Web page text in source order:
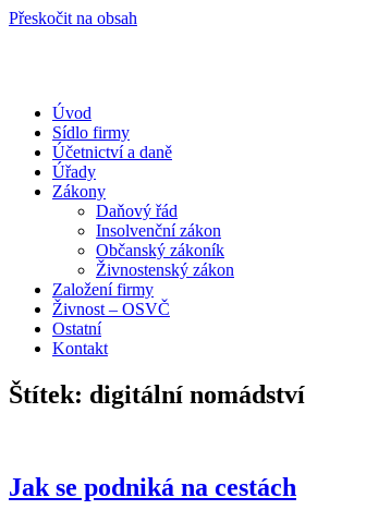
Přeskočit na obsah
Portál pro podnikatele
Úvod
Sídlo firmy
Účetnictví a daně
Úřady
Zákony
Daňový řád
Insolvenční zákon
Občanský zákoník
Živnostenský zákon
Založení firmy
Živnost – OSVČ
Ostatní
Kontakt
Štítek: digitální nomádství
Jak se podniká na cestách